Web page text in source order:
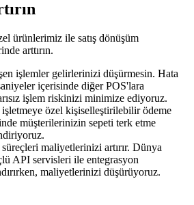
ürünlerimiz ile satış dönüşüm
arttırın.
işlemler gelirlerinizi düşürmesin. Hata
içerisinde diğer POS'lara
işlem riskinizi minimize ediyoruz.
işletmeye özel kişiselleştirilebilir ödeme
müşterilerinizin sepeti terk etme
maliyetlerinizi artırır. Dünya
API servisleri ile entegrasyon
maliyetlerinizi düşürüyoruz.